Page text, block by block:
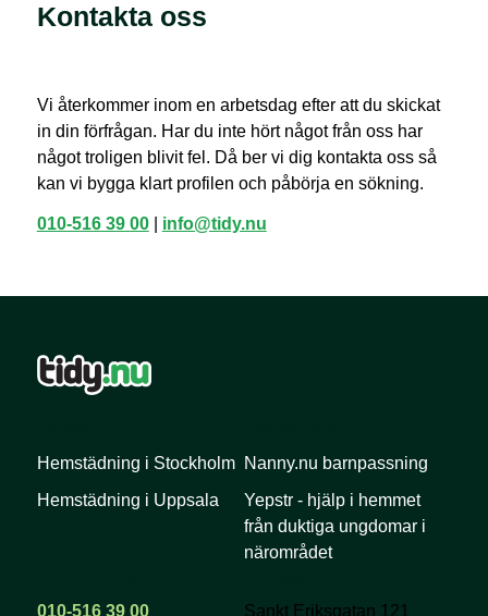
Kontakta oss
Vi återkommer inom en arbetsdag efter att du skickat
in din förfrågan. Har du inte hört något från oss har
något troligen blivit fel. Då ber vi dig kontakta oss så
kan vi bygga klart profilen och påbörja en sökning.
010-516 39 00| info@tidy.nu
010-516 39 00
Sankt Eriksgatan 121
Hemstädning i Stockholm
Hemstädning i Uppsala
Nanny.nu barnpassning
Yepstr - hjälp i hemmet
från duktiga ungdomar i
närområdet